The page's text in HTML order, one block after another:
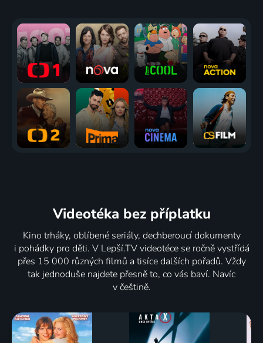
Videotéka bez příplatku
Kino trháky, oblíbené seriály, dechberoucí dokumenty
i pohádky pro děti. V Lepší.TV videotéce se ročně vystřídá
přes 15 000 různých filmů a tisíce dalších pořadů. Vždy
tak jednoduše najdete přesně to, co vás baví. Navíc
v češtině.